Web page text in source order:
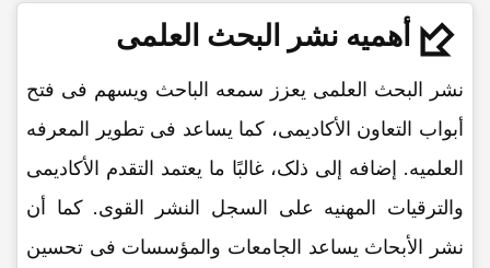
أهمیه نشر البحث العلمی
نشر البحث العلمی یعزز سمعه الباحث ویسهم فی فتح
أبواب التعاون الأکادیمی، کما یساعد فی تطویر المعرفه
العلمیه. إضافه إلى ذلک، غالبًا ما یعتمد التقدم الأکادیمی
والترقیات المهنیه على السجل النشر القوی. کما أن
نشر الأبحاث یساعد الجامعات والمؤسسات فی تحسین